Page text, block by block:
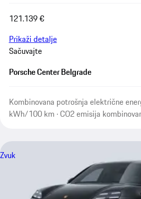
121.139 €
Prikaži detalje
Sačuvajte
Porsche Center Belgrade
Kombinovana potrošnja električne
kWh/100 km · CO2 emisija
Zvuk